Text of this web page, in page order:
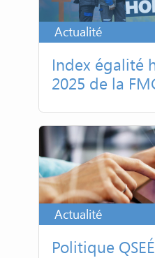
Actualité
Index égalité
2025 de la
Actualité
Politique